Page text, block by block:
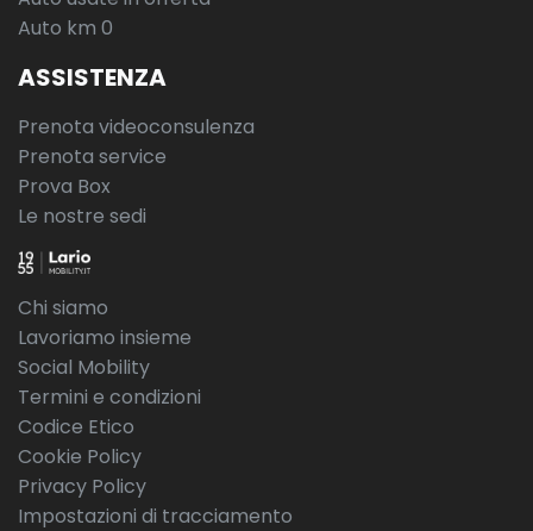
Auto km 0
ASSISTENZA
Prenota videoconsulenza
Prenota service
Prova Box
Le nostre sedi
Chi siamo
Lavoriamo insieme
Social Mobility
Termini e condizioni
Codice Etico
Cookie Policy
Privacy Policy
Impostazioni di tracciamento